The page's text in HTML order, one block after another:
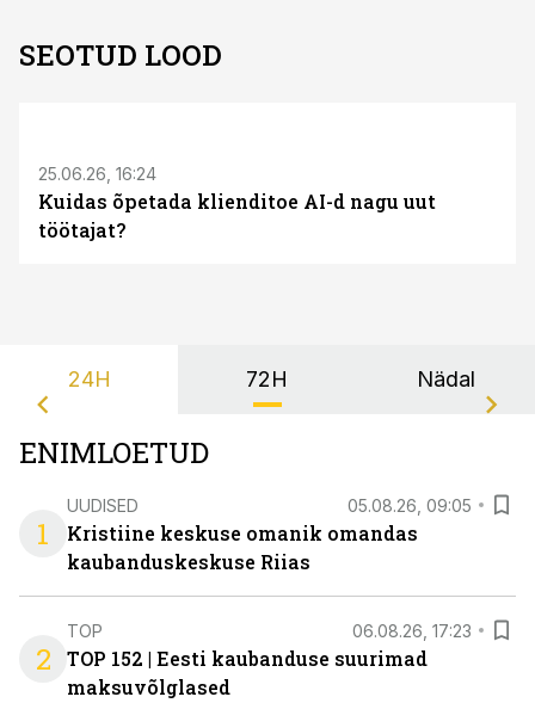
SEOTUD LOOD
25.06.26, 16:24
Kuidas õpetada klienditoe AI-d nagu uut
töötajat?
24H 72H Nädal
ENIMLOETUD
1
UUDISED 05.08.26, 09:05
Kristiine keskuse omanik omandas
kaubanduskeskuse Riias
2
TOP 06.08.26, 17:23
TOP 152 | Eesti kaubanduse suurimad
maksuvõlglased